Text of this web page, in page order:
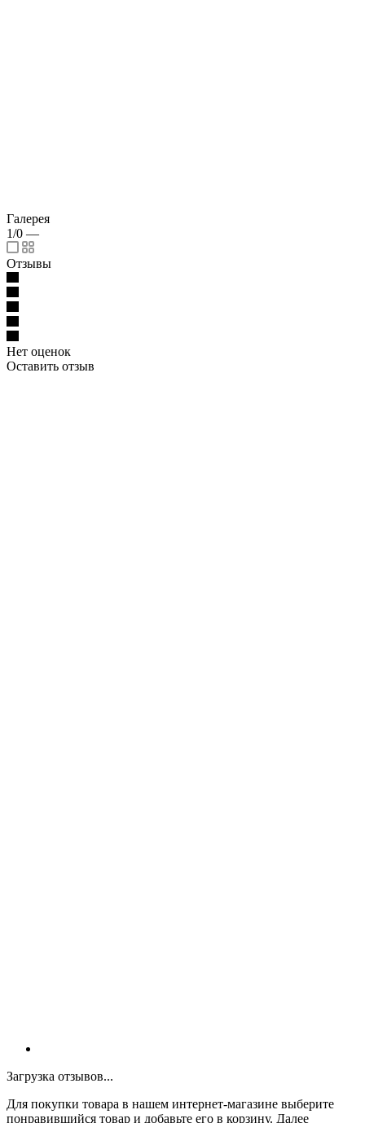
Галерея
1/0 —
Отзывы
Нет оценок
Оставить отзыв
Загрузка отзывов...
Для покупки товара в нашем интернет-магазине выберите
понравившийся товар и добавьте его в корзину. Далее